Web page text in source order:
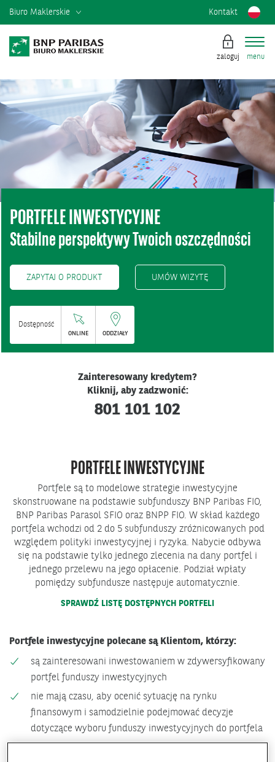
Biuro Maklerskie Kontakt
zaloguj menu
PORTFELE INWESTYCYJNE
Stabilne perspektywy Twoich oszczędności
ZAPYTAJ O PRODUKT UMÓW WIZYTĘ
Dostępność
ONLINE ODDZIAŁY
Zainteresowany kredytem?
Kliknij, aby zadzwonić:
801 101 102
PORTFELE INWESTYCYJNE
Portfele są to modelowe strategie inwestycyjne
skonstruowane na podstawie subfunduszy BNP Paribas FIO,
BNP Paribas Parasol SFIO oraz BNPP FIO. W skład każdego
portfela wchodzi od 2 do 5 subfunduszy zróżnicowanych pod
względem polityki inwestycyjnej i ryzyka. Nabycie odbywa
się na podstawie tylko jednego zlecenia na dany portfel i
jednego przelewu na jego opłacenie. Podział wpłaty
pomiędzy subfundusze następuje automatycznie.
SPRAWDŹ LISTĘ DOSTĘPNYCH PORTFELI OTWIERA
NOWYM
OKNIE.
Portfele inwestycyjne polecane są Klientom, którzy:
są zainteresowani inwestowaniem w zdywersyfikowany
portfel funduszy inwestycyjnych
nie mają czasu, aby ocenić sytuację na rynku
finansowym i samodzielnie podejmować decyzje
dotyczące wyboru funduszy inwestycyjnych do portfela